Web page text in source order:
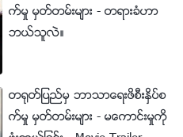
က္မႈ မွတ္တမ္းမ်ား - တရားခံဟာ
ဘယ္သူလဲ။
တ႐ုတ္ျပည္မွ ဘာသာေရးဖိစီးႏွိပ္စ
က္မႈ မွတ္တမ္းမ်ား - မေကာင္းမႈကို